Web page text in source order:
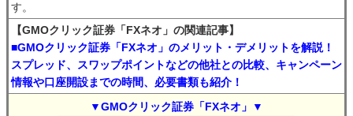
す。
【GMOクリック証券「FXネオ」の関連記事】
■GMOクリック証券「FXネオ」のメリット・デメリットを解説！
スプレッド、スワップポイントなどの他社との比較、キャンペーン
情報や口座開設までの時間、必要書類も紹介！
▼GMOクリック証券「FXネオ」▼